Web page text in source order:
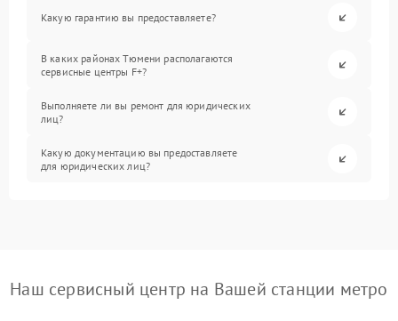
Какую гарантию вы предоставляете?
В каких районах Тюмени располагаются
сервисные центры F+?
Выполняете ли вы ремонт для юридических
лиц?
Какую документацию вы предоставляете
для юридических лиц?
Наш сервисный центр на Вашей станции метро